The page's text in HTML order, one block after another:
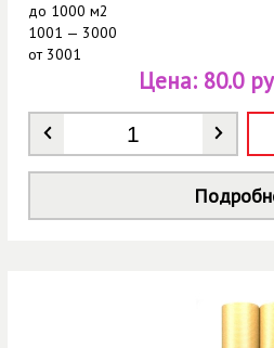
до 1000 м2
1001 — 3000
от3001
Количество
Цена: 80.0